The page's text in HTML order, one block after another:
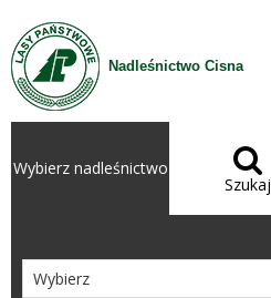
Przejdź do treści
Nadleśnictwo Cisna
Wybierz nadleśnictwo 
Szukaj